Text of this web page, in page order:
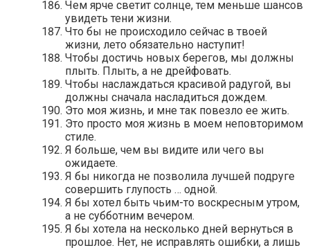
Чем ярче светит солнце, тем меньше шансов
увидеть тени жизни.
Что бы не происходило сейчас в твоей
жизни, лето обязательно наступит!
Чтобы достичь новых берегов, мы должны
плыть. Плыть, а не дрейфовать.
Чтобы наслаждаться красивой радугой, вы
должны сначала насладиться дождем.
Это моя жизнь, и мне так повезло ее жить.
Это просто моя жизнь в моем неповторимом
стиле.
Я больше, чем вы видите или чего вы
ожидаете.
Я бы никогда не позволила лучшей подруге
совершить глупость … одной.
Я бы хотел быть чьим-то воскресным утром,
а не субботним вечером.
Я бы хотела на несколько дней вернуться в
прошлое. Нет, не исправлять ошибки, а лишь